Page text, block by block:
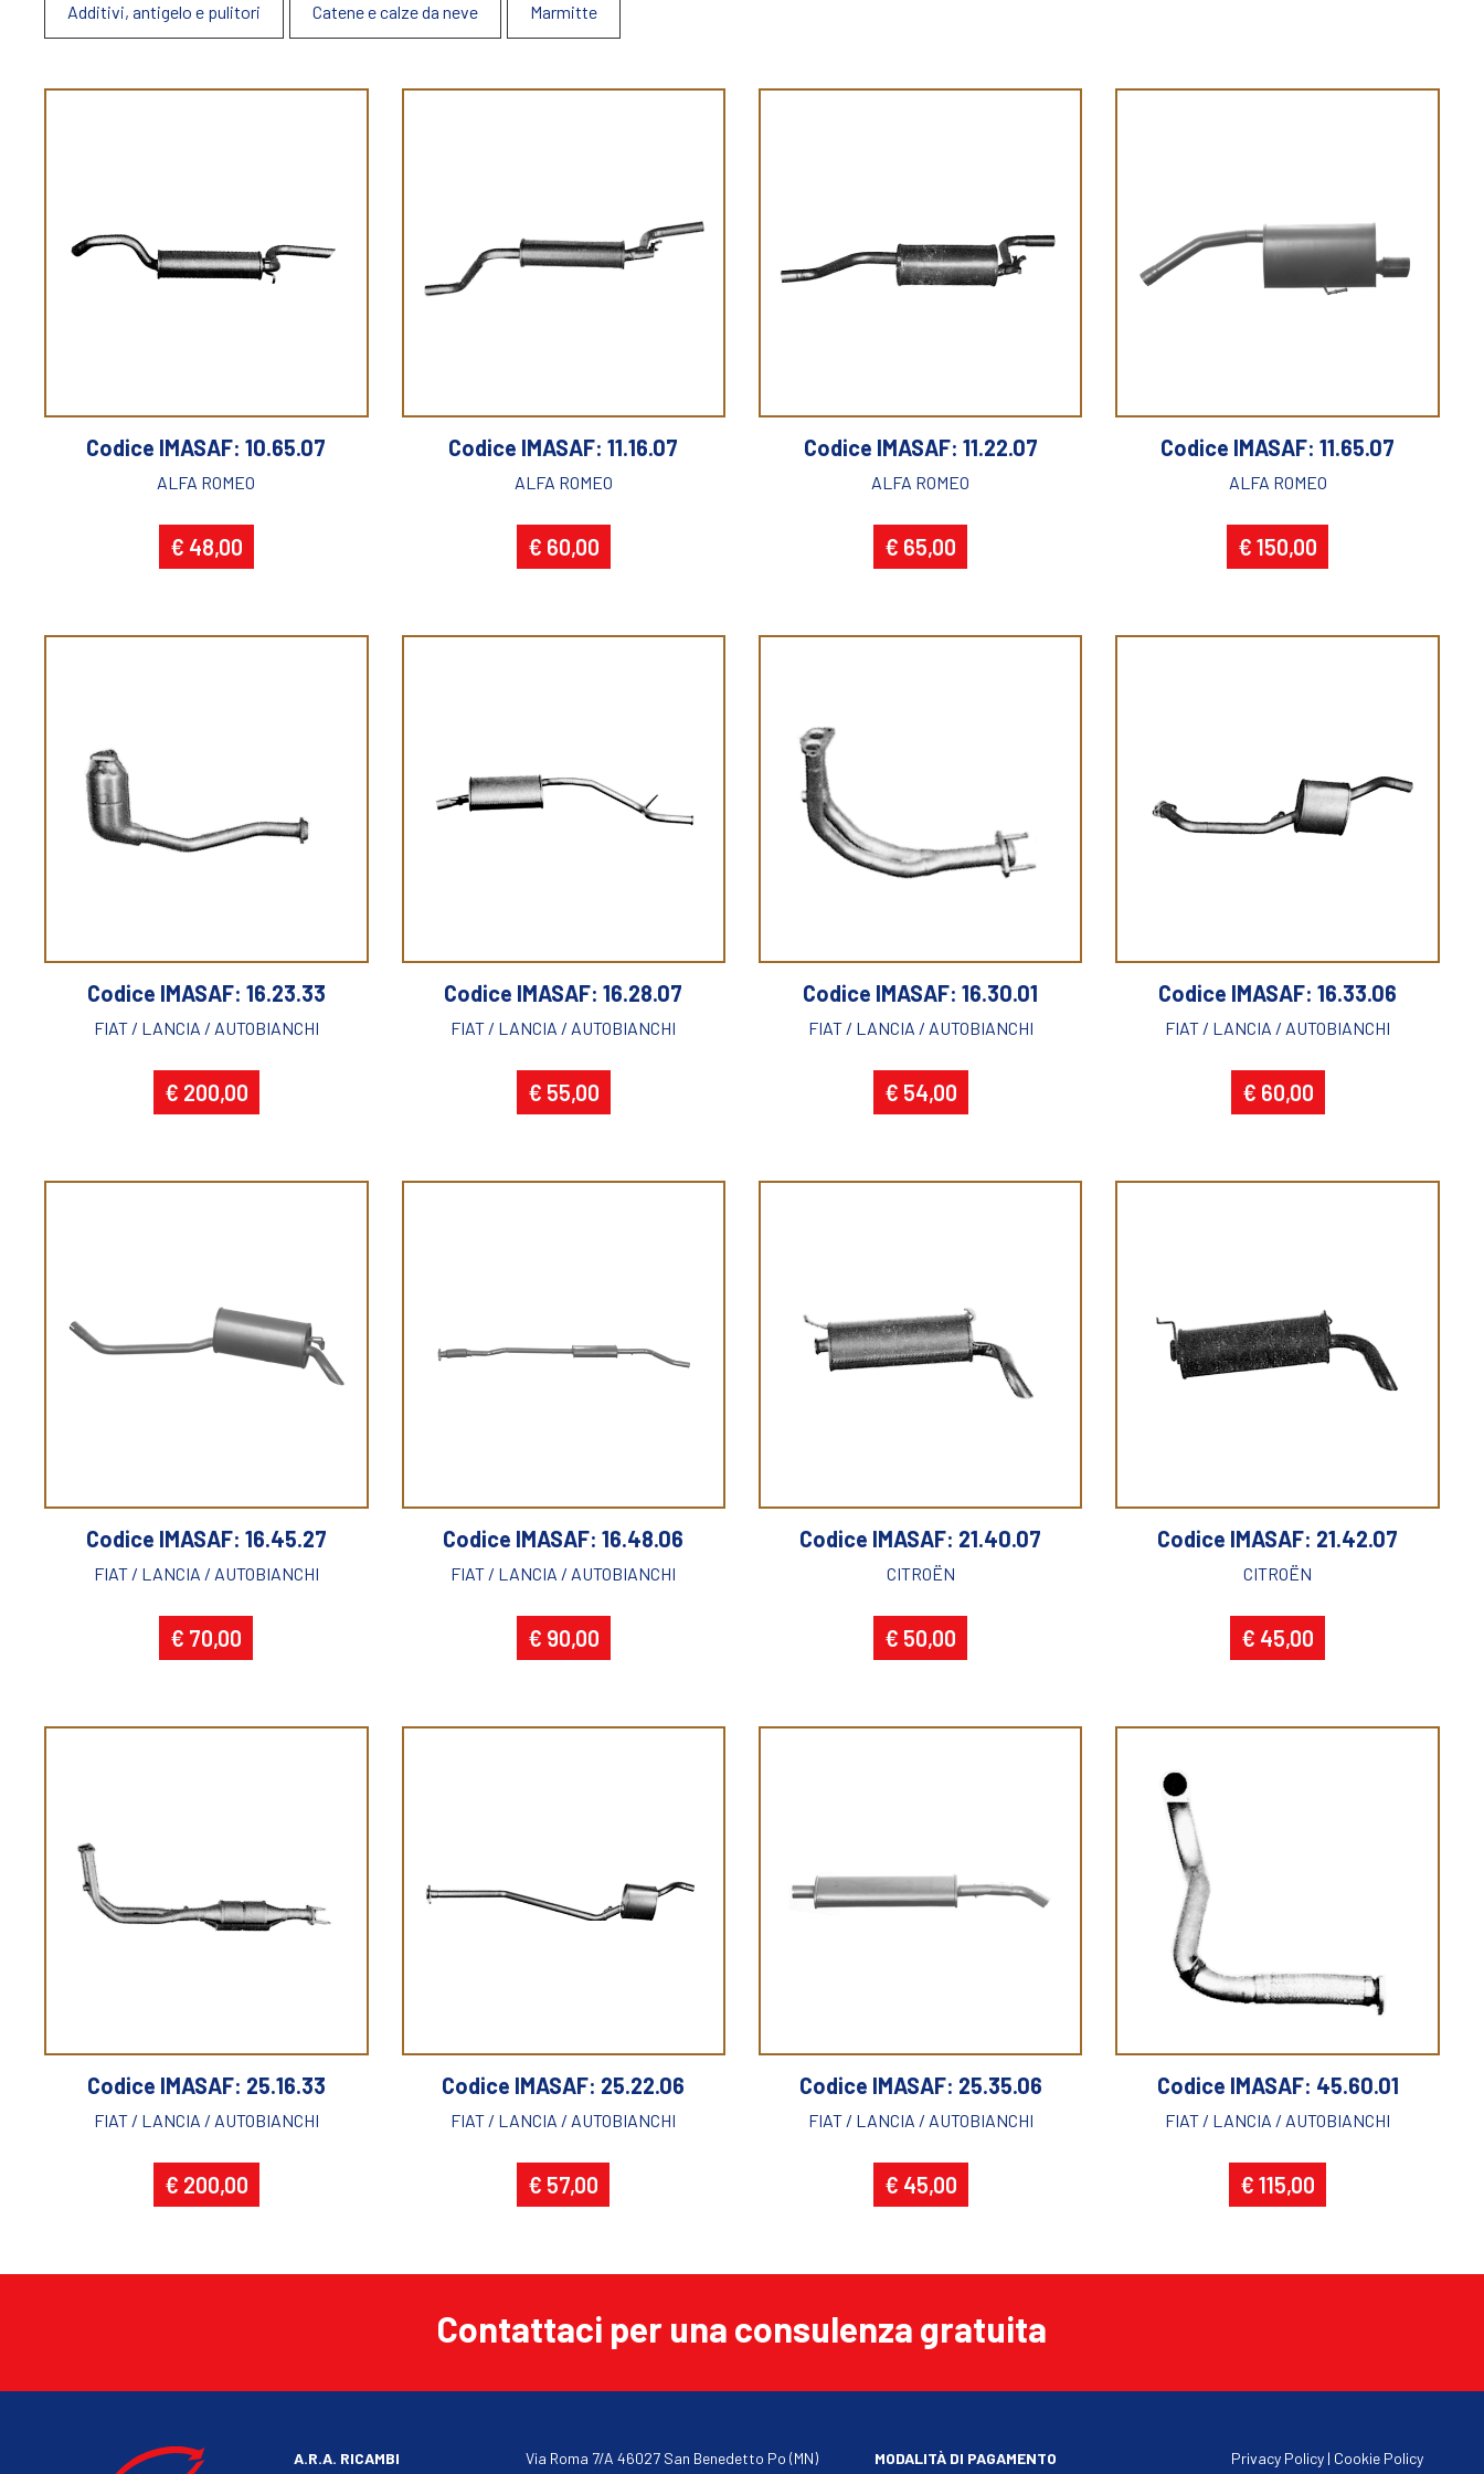
Additivi, antigelo e pulitori Catene e calze da neve Marmitte
Codice IMASAF: 10.65.07
ALFA ROMEO
€ 48,00
Codice IMASAF: 11.16.07
ALFA ROMEO
€ 60,00
Codice IMASAF: 11.22.07
ALFA ROMEO
€ 65,00
Codice IMASAF: 11.65.07
ALFA ROMEO
€ 150,00
Codice IMASAF: 16.23.33
FIAT / LANCIA / AUTOBIANCHI
€ 200,00
Codice IMASAF: 16.28.07
FIAT / LANCIA / AUTOBIANCHI
€ 55,00
Codice IMASAF: 16.30.01
FIAT / LANCIA / AUTOBIANCHI
€ 54,00
Codice IMASAF: 16.33.06
FIAT / LANCIA / AUTOBIANCHI
€ 60,00
Codice IMASAF: 16.45.27
FIAT / LANCIA / AUTOBIANCHI
€ 70,00
Codice IMASAF: 16.48.06
FIAT / LANCIA / AUTOBIANCHI
€ 90,00
Codice IMASAF: 21.40.07
CITROËN
€ 50,00
Codice IMASAF: 21.42.07
CITROËN
€ 45,00
Codice IMASAF: 25.16.33
FIAT / LANCIA / AUTOBIANCHI
€ 200,00
Codice IMASAF: 25.22.06
FIAT / LANCIA / AUTOBIANCHI
€ 57,00
Codice IMASAF: 25.35.06
FIAT / LANCIA / AUTOBIANCHI
€ 45,00
Codice IMASAF: 45.60.01
FIAT / LANCIA / AUTOBIANCHI
€ 115,00
Contattaci per una consulenza gratuita
A.R.A. RICAMBI
Via Roma 7/A 46027 San Benedetto Po (MN)
MODALITÀ DI PAGAMENTO Privacy Policy| Cookie Policy